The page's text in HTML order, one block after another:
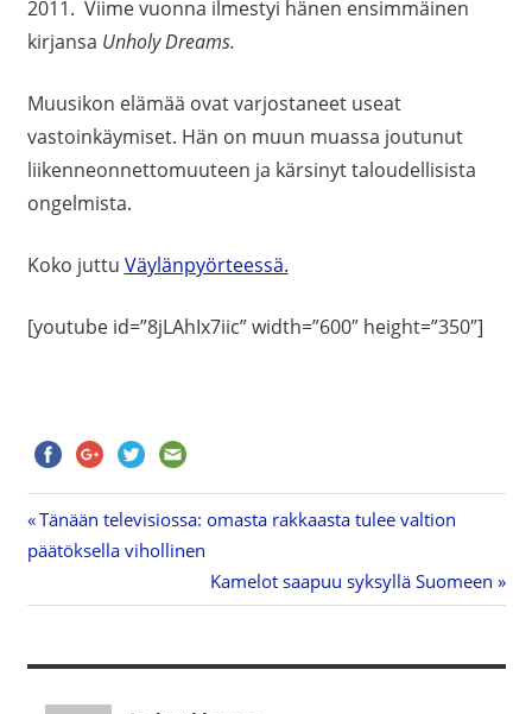
2011. Viime vuonna ilmestyi hänen ensimmäinen
kirjansa Unholy Dreams.
Muusikon elämää ovat varjostaneet useat
vastoinkäymiset. Hän on muun muassa joutunut
liikenneonnettomuuteen ja kärsinyt taloudellisista
ongelmista.
Koko juttu Väylänpyörteessä.
[youtube id=”8jLAhIx7iic” width=”600″ height=”350″]
Artikkelien
selaus
Previous
Post:
Tänään televisiossa: omasta rakkaasta tulee valtion
päätöksella vihollinen
Next
Post:
Kamelot saapuu syksyllä Suomeen